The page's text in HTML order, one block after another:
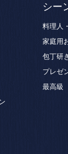
シー
料理人
家庭用
包丁研
プレゼ
最高級